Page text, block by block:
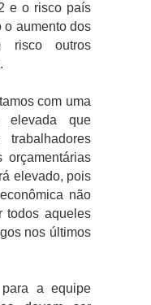
e o risco país
o aumento dos
risco outros
com uma
elevada que
orçamentárias
elevado, pois
não
todos aqueles
nos últimos
a equipe